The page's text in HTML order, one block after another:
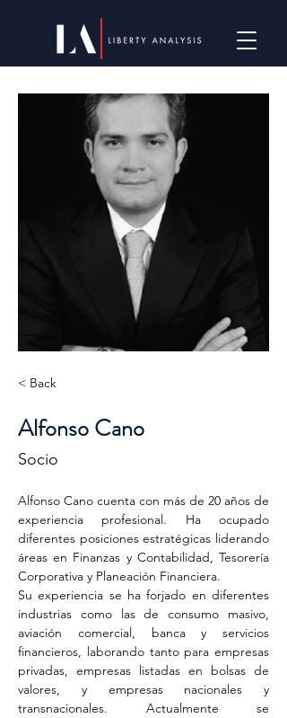
< Back
Alfonso Cano
Socio
Alfonso Cano cuenta con más de 20 años de
experiencia profesional. Ha ocupado
diferentes posiciones estratégicas liderando
áreas en Finanzas y Contabilidad, Tesorería
Corporativa y Planeación Financiera.
Su experiencia se ha forjado en diferentes
industrias como las de consumo masivo,
aviación comercial, banca y servicios
financieros, laborando tanto para empresas
privadas, empresas listadas en bolsas de
valores, y empresas nacionales y
transnacionales. Actualmente se